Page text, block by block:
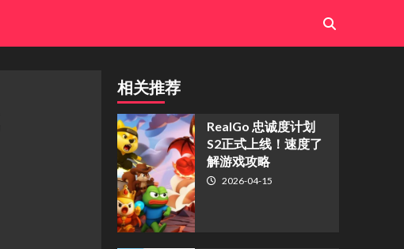
相关推荐
​RealGo 忠诚度计划
S2正式上线！速度了
解游戏攻略
2026-04-15